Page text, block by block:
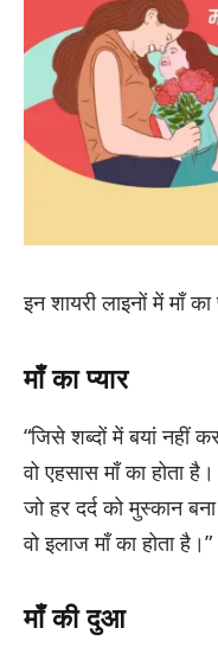
इन शायरी लाइनों में माँ
माँ का प्यार
“जिसे शब्दों में बयां नहीं
वो एहसास माँ का होता है।
जो हर दर्द को मुस्कान
वो इलाज माँ का होता है।”
माँ की दुआ